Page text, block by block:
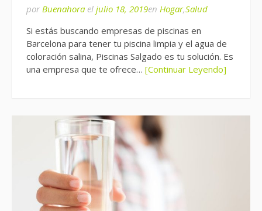
por Buenahora el julio 18, 2019en Hogar,Salud
Si estás buscando empresas de piscinas en
Barcelona para tener tu piscina limpia y el agua de
coloración salina, Piscinas Salgado es tu solución. Es
una empresa que te ofrece… [Continuar Leyendo]